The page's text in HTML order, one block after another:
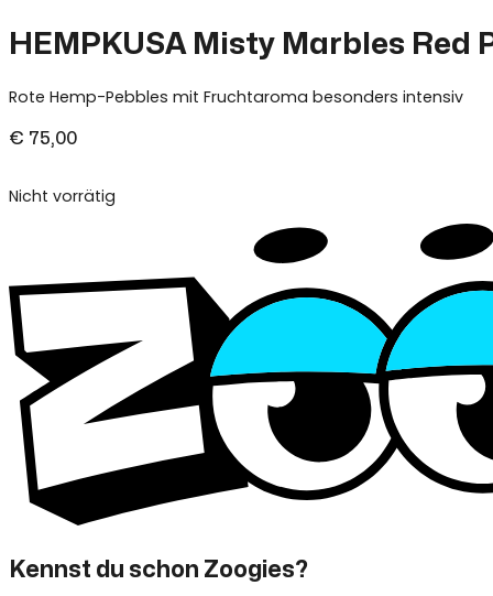
HEMPKUSA Misty Marbles Red
Rote Hemp-Pebbles mit Fruchtaroma besonders intensiv
€ 75,00
Nicht vorrätig
Kennst du schon Zoogies?